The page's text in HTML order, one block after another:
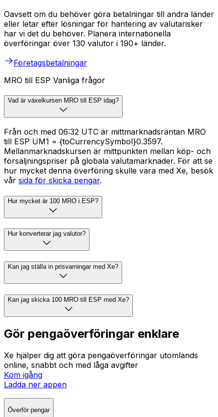
Oavsett om du behöver göra betalningar till andra länder
eller letar efter lösningar för hantering av valutarisker
har vi det du behöver. Planera internationella
överföringar över 130 valutor i 190+ länder.
Företagsbetalningar
MRO till ESP Vanliga frågor
Vad är växelkursen MRO till ESP idag?
Från och med 06:32 UTC är mittmarknadsräntan MRO
till ESP UM1 = {toCurrencySymbol}0.3597.
Mellanmarknadskursen är mittpunkten mellan köp- och
försäljningspriser på globala valutamarknader. För att se
hur mycket denna överföring skulle vara med Xe, besök
vår sida för skicka pengar.
Hur mycket är 100 MRO i ESP?
Hur konverterar jag valutor?
Kan jag ställa in prisvarningar med Xe?
Kan jag skicka 100 MRO till ESP med Xe?
Gör pengaöverföringar enklare
Xe hjälper dig att göra pengaöverföringar utomlands
online, snabbt och med låga avgifter
Kom igång
Ladda ner appen
Överför pengar